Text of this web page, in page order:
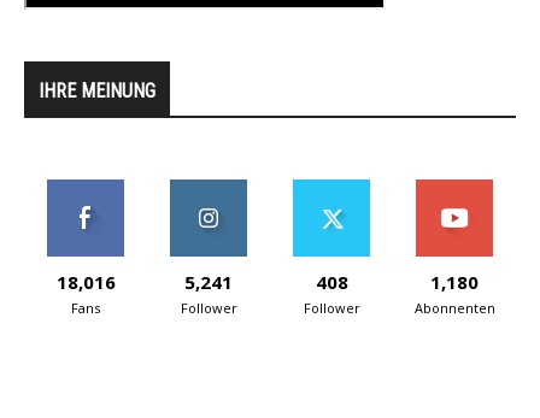
IHRE MEINUNG
18,016
Fans
5,241
Follower
408
Follower
1,180
Abonnenten